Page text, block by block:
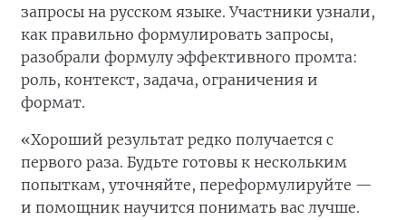
запросы на русском языке. Участники узнали,
как правильно формулировать запросы,
разобрали формулу эффективного промта:
роль, контекст, задача, ограничения и
формат.
«Хороший результат редко получается с
первого раза. Будьте готовы к нескольким
попыткам, уточняйте, переформулируйте —
и помощник научится понимать вас лучше.